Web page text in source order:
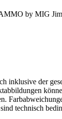
by MIG
inklusive der
technisch